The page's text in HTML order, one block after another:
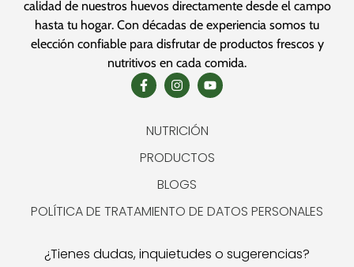
calidad de nuestros huevos directamente desde el campo
hasta tu hogar. Con décadas de experiencia somos tu
elección confiable para disfrutar de productos frescos y
nutritivos en cada comida.
NUTRICIÓN
PRODUCTOS
BLOGS
POLÍTICA DE TRATAMIENTO DE DATOS PERSONALES
¿Tienes dudas, inquietudes o sugerencias?